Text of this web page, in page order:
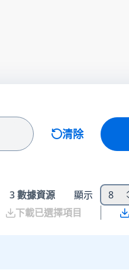
清除
3數據資源 顯示 8
下載已選擇項目